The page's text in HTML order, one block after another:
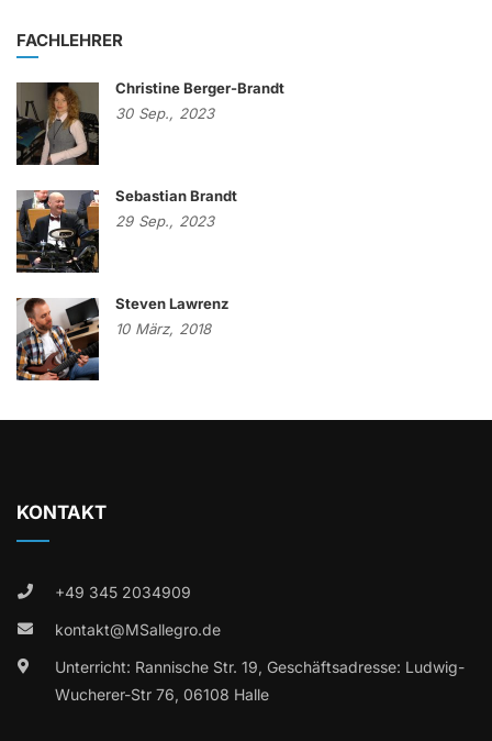
FACHLEHRER
Christine Berger-Brandt
30 Sep., 2023
Sebastian Brandt
29 Sep., 2023
Steven Lawrenz
10 März, 2018
KONTAKT
+49 345 2034909
kontakt@MSallegro.de
Unterricht: Rannische Str. 19, Geschäftsadresse: Ludwig-
Wucherer-Str 76, 06108 Halle